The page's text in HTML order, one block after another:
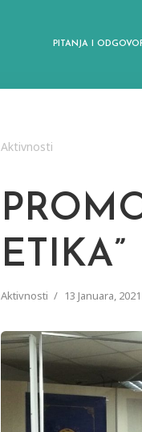
PITANJA I
Aktivnosti
ETIKA”
Aktivnosti 13 Januara, 2021